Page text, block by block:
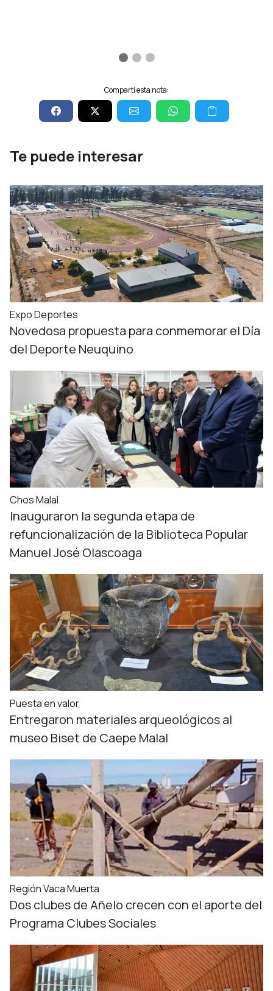
Compartí esta nota:
Te puede interesar
Expo Deportes
Novedosa propuesta para conmemorar el Día
del Deporte Neuquino
Chos Malal
Inauguraron la segunda etapa de
refuncionalización de la Biblioteca Popular
Manuel José Olascoaga
Puesta en valor
Entregaron materiales arqueológicos al
museo Biset de Caepe Malal
Región Vaca Muerta
Dos clubes de Añelo crecen con el aporte del
Programa Clubes Sociales